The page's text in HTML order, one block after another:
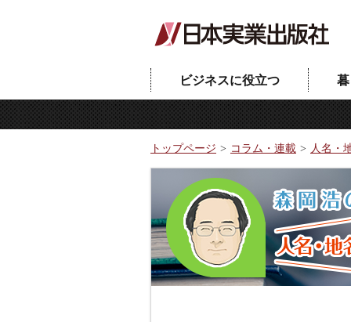
ビジネスに役立つ
トップページ コラム・連載 人名・